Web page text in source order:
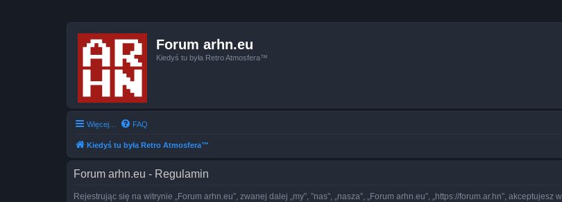
Forum arhn.eu
Kiedyś tu była Retro Atmosfera™
Więcej… FAQ
Kiedyś tu była Retro Atmosfera™
Forum arhn.eu - Regulamin
Rejestrując się na witrynie „Forum arhn.eu”, zwanej dalej „my”, ”nas”, „nasza”, „Forum arhn.eu”, „https://forum.ar.hn”,